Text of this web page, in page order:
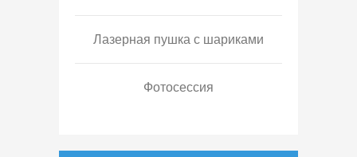
Лазерная пушка с шариками
Фотосессия